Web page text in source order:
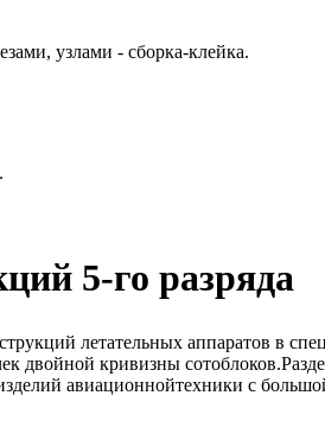
узлами - сборка-клейка.
5-го разряда
летательных аппаратов в
кривизны
авиационнойтехники с